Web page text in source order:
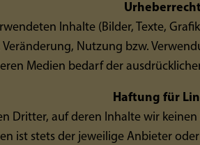
Inhalte (Bilder, Texte,
Nutzung bzw.
Medien bedarf der
Haftung für
Dritter, auf deren Inhalte wir
ist stets der jeweilige Anbieter